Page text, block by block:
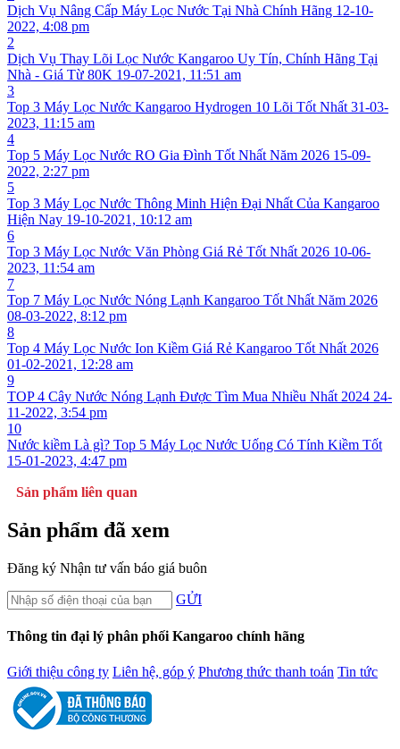
Dịch Vụ Nâng Cấp Máy Lọc Nước Tại Nhà Chính Hãng 12-10-
2022, 4:08 pm
2
Dịch Vụ Thay Lõi Lọc Nước Kangaroo Uy Tín, Chính Hãng Tại
Nhà - Giá Từ 80K 19-07-2021, 11:51 am
3
Top 3 Máy Lọc Nước Kangaroo Hydrogen 10 Lõi Tốt Nhất 31-03-
2023, 11:15 am
4
Top 5 Máy Lọc Nước RO Gia Đình Tốt Nhất Năm 2026 15-09-
2022, 2:27 pm
5
Top 3 Máy Lọc Nước Thông Minh Hiện Đại Nhất Của Kangaroo
Hiện Nay 19-10-2021, 10:12 am
6
Top 3 Máy Lọc Nước Văn Phòng Giá Rẻ Tốt Nhất 2026 10-06-
2023, 11:54 am
7
Top 7 Máy Lọc Nước Nóng Lạnh Kangaroo Tốt Nhất Năm 2026
08-03-2022, 8:12 pm
8
Top 4 Máy Lọc Nước Ion Kiềm Giá Rẻ Kangaroo Tốt Nhất 2026
01-02-2021, 12:28 am
9
TOP 4 Cây Nước Nóng Lạnh Được Tìm Mua Nhiều Nhất 2024 24-
11-2022, 3:54 pm
10
Nước kiềm Là gì? Top 5 Máy Lọc Nước Uống Có Tính Kiềm Tốt
15-01-2023, 4:47 pm
Sản phẩm liên quan
Sản phẩm đã xem
Đăng ký Nhận tư vấn báo giá buôn
GỬI
Thông tin đại lý phân phối Kangaroo chính hãng
Giới thiệu công ty Liên hệ, góp ý Phương thức thanh toán Tin tức